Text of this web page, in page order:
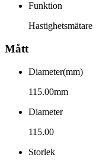
Funktion
Hastighetsmätare
Mått
Diameter(mm)
115.00mm
Diameter
115.00
Storlek